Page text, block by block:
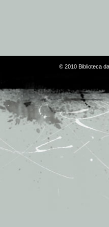
© 2010 Biblioteca